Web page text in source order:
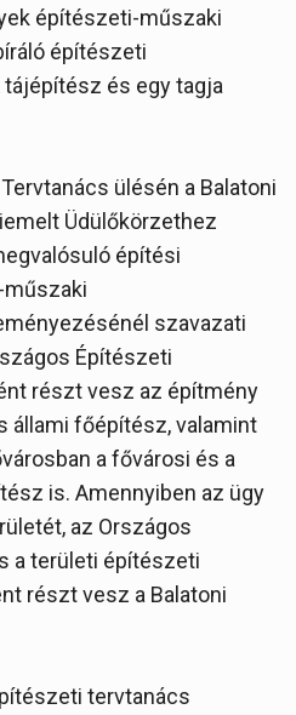
építészeti-műszaki
építészeti
és egy tagja
ülésén a Balatoni
Üdülőkörzethez
építési
szavazati
Építészeti
részt vesz az építmény
állami főépítész, valamint
a fővárosi és a
is. Amennyiben az ügy
az Országos
a területi építészeti
részt vesz a Balatoni
tervtanács